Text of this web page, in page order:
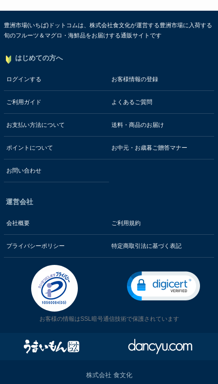
豊洲市場(いちば)ドットコムは、株式会社食文化が運営する豊洲市場に入荷する
旬のフルーツ＆マグロ・海鮮品をお届けする通販サイトです
はじめての方へ
ログインする お客様情報の登録
ご利用ガイド よくあるご質問
お支払い方法について 送料・商品のお届け
ポイントについて お中元・お歳暮ご贈答マナー
お問い合わせ
運営会社
会社概要 ご利用規約
プライバシーポリシー 特定商取引法に基づく表記
お客様の情報はSSL暗号通信技術で保護されています
株式会社 食文化